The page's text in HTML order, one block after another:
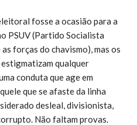
fosse a ocasião para a
PSUV (Partido Socialista
forças do chavismo), mas os
qualquer
conduta que age em
que se afaste da linha
desleal, divisionista,
Não faltam provas.